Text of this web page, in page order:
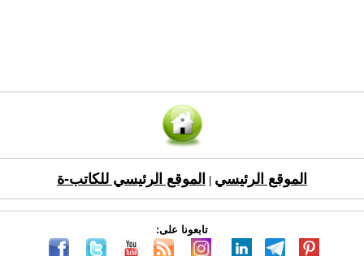
الموقع الرئيسي الموقع الرئيسي للكاتب-ة
تابعونا على: